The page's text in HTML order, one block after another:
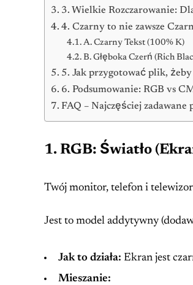
3. Wielkie Rozczarowanie:
4. Czarny to nie zawsze
A. Czarny Tekst (100% K)
B. Głęboka Czerń (Rich
5. Jak przygotować plik, żeby
6. Podsumowanie: RGB vs
FAQ – Najczęściej zadawane
1. RGB: Światło
Twój monitor, telefon i
Jest to model addytywny
Jak to działa: Ekran jest
Mieszanie: